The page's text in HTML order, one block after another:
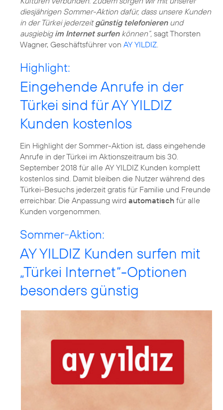
diesjährigen Sommer-Aktion dafür, dass unsere Kunden
in der Türkei jederzeitgünstig telefonierenund
ausgiebig im Internet surfenkönnen“, sagt Thorsten
Wagner, Geschäftsführer von AY YILDIZ
Highlight:
Eingehende Anrufe in der
Türkei sind für AY YILDIZ
Kunden kostenlos
Ein Highlight der Sommer-Aktion ist, dass eingehende
Anrufe in der Türkei im Aktionszeitraum bis 30.
September 2018 für alle AY YILDIZ Kunden komplett
kostenlos sind. Damit bleiben die Nutzer während des
Türkei-Besuchs jederzeit gratis für Familie und Freunde
erreichbar. Die Anpassung wird automatisch für alle
Kunden vorgenommen.
Sommer-Aktion:
AY YILDIZ Kunden surfen mit
„Türkei Internet“-Optionen
besonders günstig